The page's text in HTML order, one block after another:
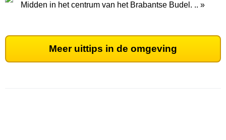
Midden in het centrum van het Brabantse Budel. .. »
Meer uittips in de omgeving